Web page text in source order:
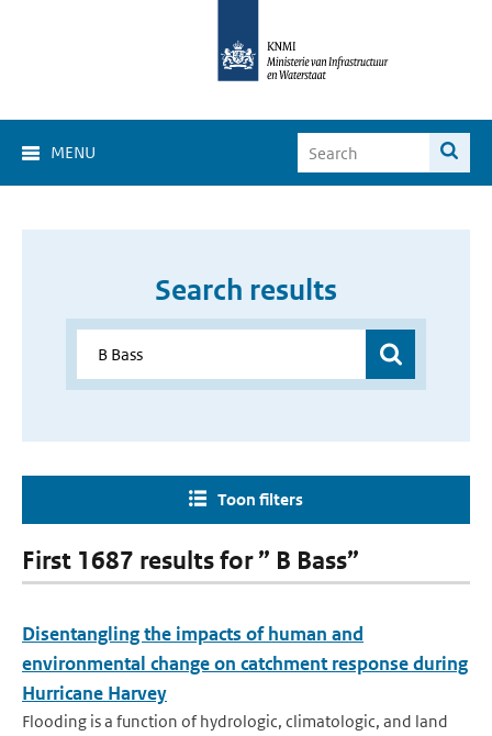
MENU
Search results
Toon filters
First 1687 results for ” B Bass”
Disentangling the impacts of human and
environmental change on catchment response during
Hurricane Harvey
Flooding is a function of hydrologic, climatologic, and land